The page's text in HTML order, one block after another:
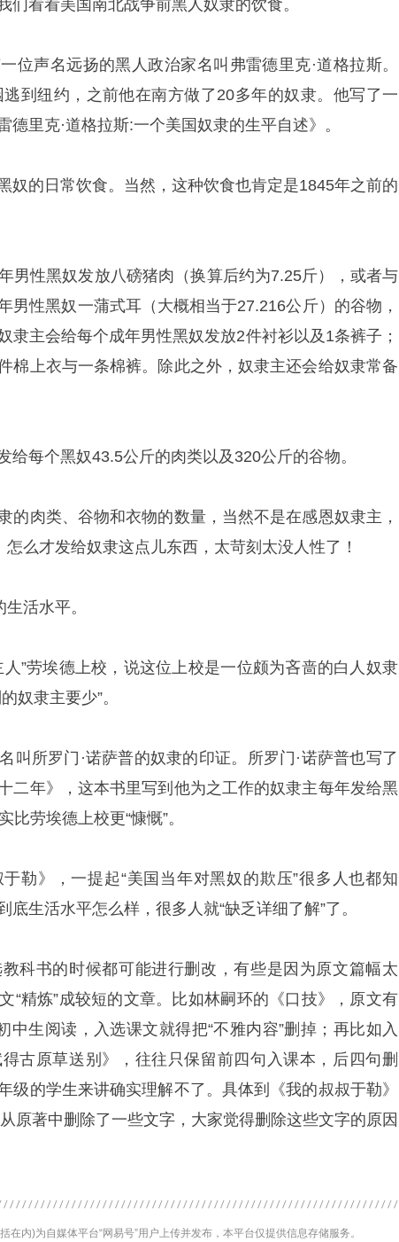
们看看美国南北战争前黑人奴隶的饮食。
位声名远扬的黑人政治家名叫弗雷德里克·道格拉斯。
到纽约，之前他在南方做了20多年的奴隶。他写了一
里克·道格拉斯:一个美国奴隶的生平自述》。
奴的日常饮食。当然，这种饮食也肯定是1845年之前的
男性黑奴发放八磅猪肉（换算后约为7.25斤），或者与
男性黑奴一蒲式耳（大概相当于27.216公斤）的谷物，
隶主会给每个成年男性黑奴发放2件衬衫以及1条裤子；
棉上衣与一条棉裤。除此之外，奴隶主还会给奴隶常备
给每个黑奴43.5公斤的肉类以及320公斤的谷物。
的肉类、谷物和衣物的数量，当然不是在感恩奴隶主，
怎么才发给奴隶这点儿东西，太苛刻太没人性了！
活水平。
”劳埃德上校，说这位上校是一位颇为吝啬的白人奴隶
奴隶主要少”。
叫所罗门·诺萨普的奴隶的印证。所罗门·诺萨普也写了
二年》，这本书里写到他为之工作的奴隶主每年发给黑
劳埃德上校更“慷慨”。
勒》，一提起“美国当年对黑奴的欺压”很多人也都知
生活水平怎么样，很多人就“缺乏详细了解”了。
科书的时候都可能进行删改，有些是因为原文篇幅太
“精炼”成较短的文章。比如林嗣环的《口技》，原文有
中生阅读，入选课文就得把“不雅内容”删掉；再比如入
古原草送别》，往往只保留前四句入课本，后四句删
级的学生来讲确实理解不了。具体到《我的叔叔于勒》
原著中删除了一些文字，大家觉得删除这些文字的原因
内)为自媒体平台“网易号”用户上传并发布，本平台仅提供信息存储服务。